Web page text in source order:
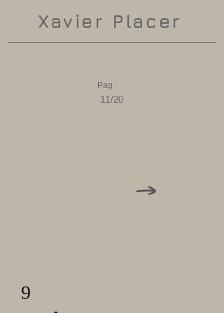
Xavier Placer
9
Pag
11 /20